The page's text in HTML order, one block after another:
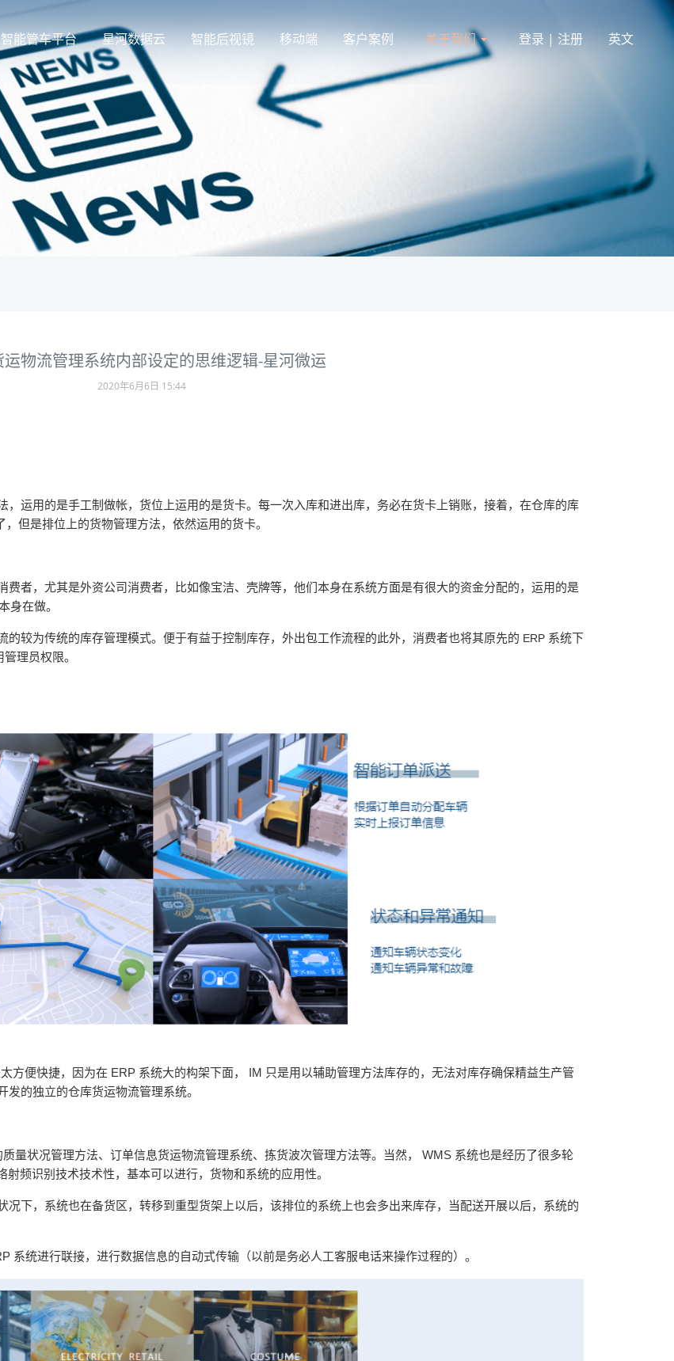
智能管车平台 星河数据云 智能后视镜 移动端 客户案例 关于我们 登录 | 注册 英文
物流管理系统内部设定的思维逻辑-星河微运
2020年6月6日 15:44
运用的是手工制做帐，货位上运用的是货卡。每一次入库和进出库，务必在货卡上销账，接着，在仓库的库
，但是排位上的货物管理方法，依然运用的货卡。
费者，尤其是外资公司消费者，比如像宝洁、壳牌等，他们本身在系统方面是有很大的资金分配的，运用的是
身在做。
较为传统的库存管理模式。便于有益于控制库存，外出包工作流程的此外，消费者也将其原先的 ERP 系统下
理员权限。
方便快捷，因为在 ERP 系统大的构架下面， IM 只是用以辅助管理方法库存的，无法对库存确保精益生产管
的独立的仓库货运物流管理系统。
量状况管理方法、订单信息货运物流管理系统、拣货波次管理方法等。当然， WMS 系统也是经历了很多轮
射频识别技术技术性，基本可以进行，货物和系统的应用性。
下，系统也在备货区，转移到重型货架上以后，该排位的系统上也会多出来库存，当配送开展以后，系统的
系统进行联接，进行数据信息的自动式传输（以前是务必人工客服电话来操作过程的）。